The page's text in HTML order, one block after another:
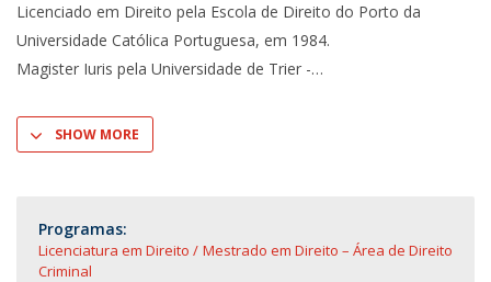
Licenciado em Direito pela Escola de Direito do Porto da
Universidade Católica Portuguesa, em 1984.
Magister Iuris pela Universidade de Trier -
SHOW MORE
Programas:
Licenciatura em Direito
Mestrado em Direito – Área de Direito
Criminal